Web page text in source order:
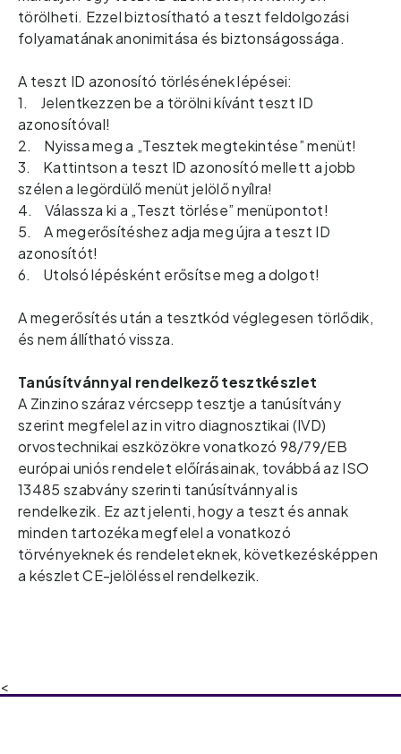
törölheti. Ezzel biztosítható a teszt feldolgozási
folyamatának anonimitása és biztonságossága.
A teszt ID azonosító törlésének lépései:
1. Jelentkezzen be a törölni kívánt teszt ID
azonosítóval!
2. Nyissa meg a „Tesztek megtekintése” menüt!
3. Kattintson a teszt ID azonosító mellett a jobb
szélen a legördülő menüt jelölő nyílra!
4. Válassza ki a „Teszt törlése” menüpontot!
5. A megerősítéshez adja meg újra a teszt ID
azonosítót!
6. Utolsó lépésként erősítse meg a dolgot!
A megerősítés után a tesztkód véglegesen törlődik,
és nem állítható vissza.
Tanúsítvánnyal rendelkező tesztkészlet
A Zinzino száraz vércsepp tesztje a tanúsítvány
szerint megfelel az in vitro diagnosztikai (IVD)
orvostechnikai eszközökre vonatkozó 98/79/EB
európai uniós rendelet előírásainak, továbbá az ISO
13485 szabvány szerinti tanúsítvánnyal is
rendelkezik. Ez azt jelenti, hogy a teszt és annak
minden tartozéka megfelel a vonatkozó
a készlet CE-jelöléssel rendelkezik.
<